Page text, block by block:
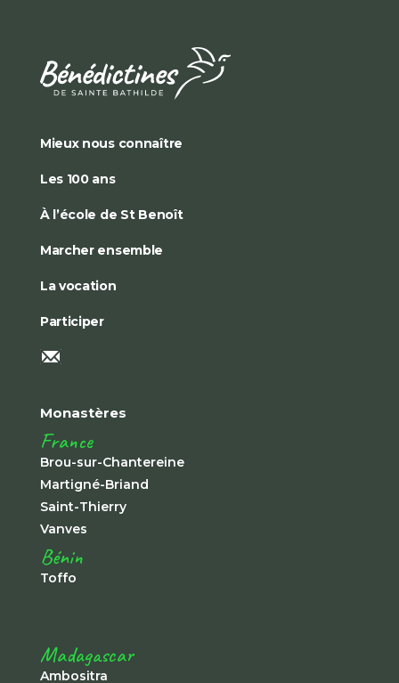
Mieux nous connaître
Les 100 ans
À l’école de St Benoît
Marcher ensemble
La vocation
Participer
Monastères
France
Brou-sur-Chantereine
Martigné-Briand
Saint-Thierry
Vanves
Bénin
Toffo
Madagascar
Ambositra